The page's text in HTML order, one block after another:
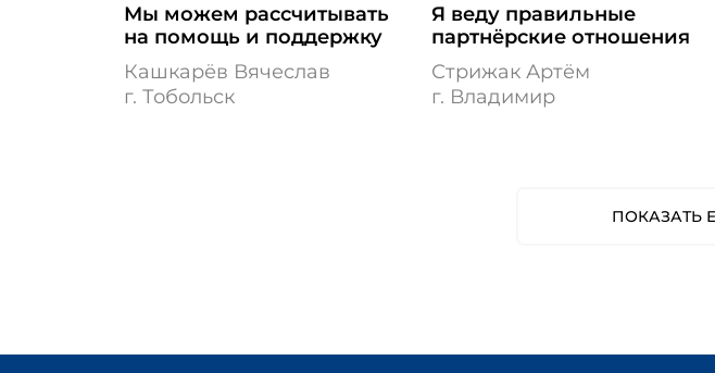
Мы можем рассчитывать
на помощь и поддержку
Кашкарёв Вячеслав
г. Тобольск
Я веду правильные
партнёрские отношения
Стрижак Артём
г. Владимир
ПОКАЗАТЬ